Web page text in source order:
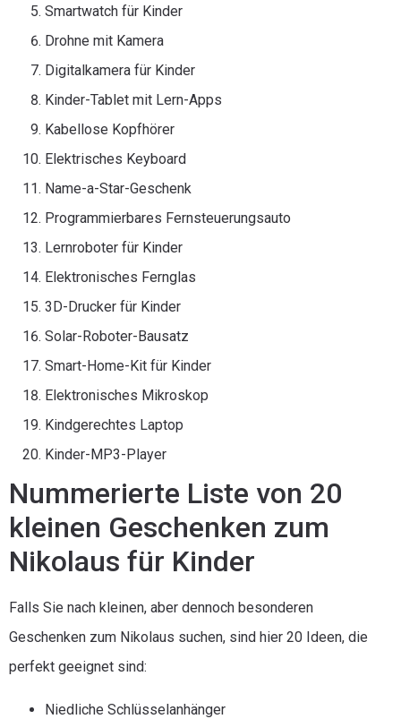
Smartwatch für Kinder
Drohne mit Kamera
Digitalkamera für Kinder
Kinder-Tablet mit Lern-Apps
Kabellose Kopfhörer
Elektrisches Keyboard
Name-a-Star-Geschenk
Programmierbares Fernsteuerungsauto
Lernroboter für Kinder
Elektronisches Fernglas
3D-Drucker für Kinder
Solar-Roboter-Bausatz
Smart-Home-Kit für Kinder
Elektronisches Mikroskop
Kindgerechtes Laptop
Kinder-MP3-Player
Nummerierte Liste von 20
kleinen Geschenken zum
Nikolaus für Kinder
Falls Sie nach kleinen, aber dennoch besonderen
Geschenken zum Nikolaus suchen, sind hier 20 Ideen, die
perfekt geeignet sind:
Niedliche Schlüsselanhänger